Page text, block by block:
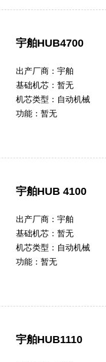
宇舶HUB4700
出产厂商： 宇舶
基础机芯： 暂无
机芯类型： 自动机械
功能： 暂无
宇舶HUB 4100
出产厂商： 宇舶
基础机芯： 暂无
机芯类型： 自动机械
功能： 暂无
宇舶HUB1110